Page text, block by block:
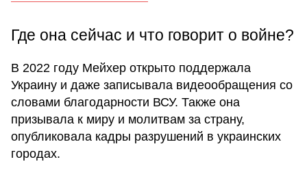
Где она сейчас и что говорит о войне?
В 2022 году Мейхер открыто поддержала
Украину и даже записывала видеообращения со
словами благодарности ВСУ. Также она
призывала к миру и молитвам за страну,
опубликовала кадры разрушений в украинских
городах.